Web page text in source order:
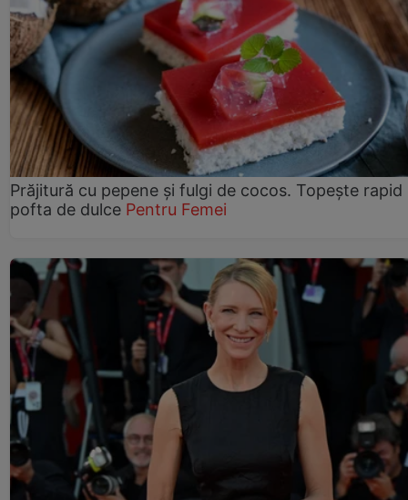
Prăjitură cu pepene şi fulgi de cocos. Topește rapid
pofta de dulce Pentru Femei